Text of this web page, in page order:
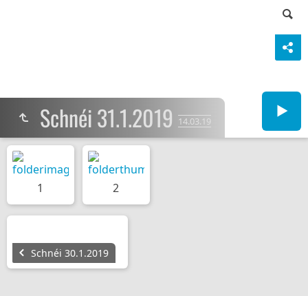
Schnéi 31.1.2019 14.03.19
1 2
Schnéi 30.1.2019